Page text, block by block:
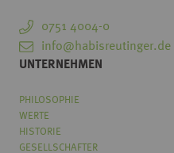
0751 4004-0
info@habisreutinger.de
UNTERNEHMEN
PHILOSOPHIE
WERTE
HISTORIE
GESELLSCHAFTER